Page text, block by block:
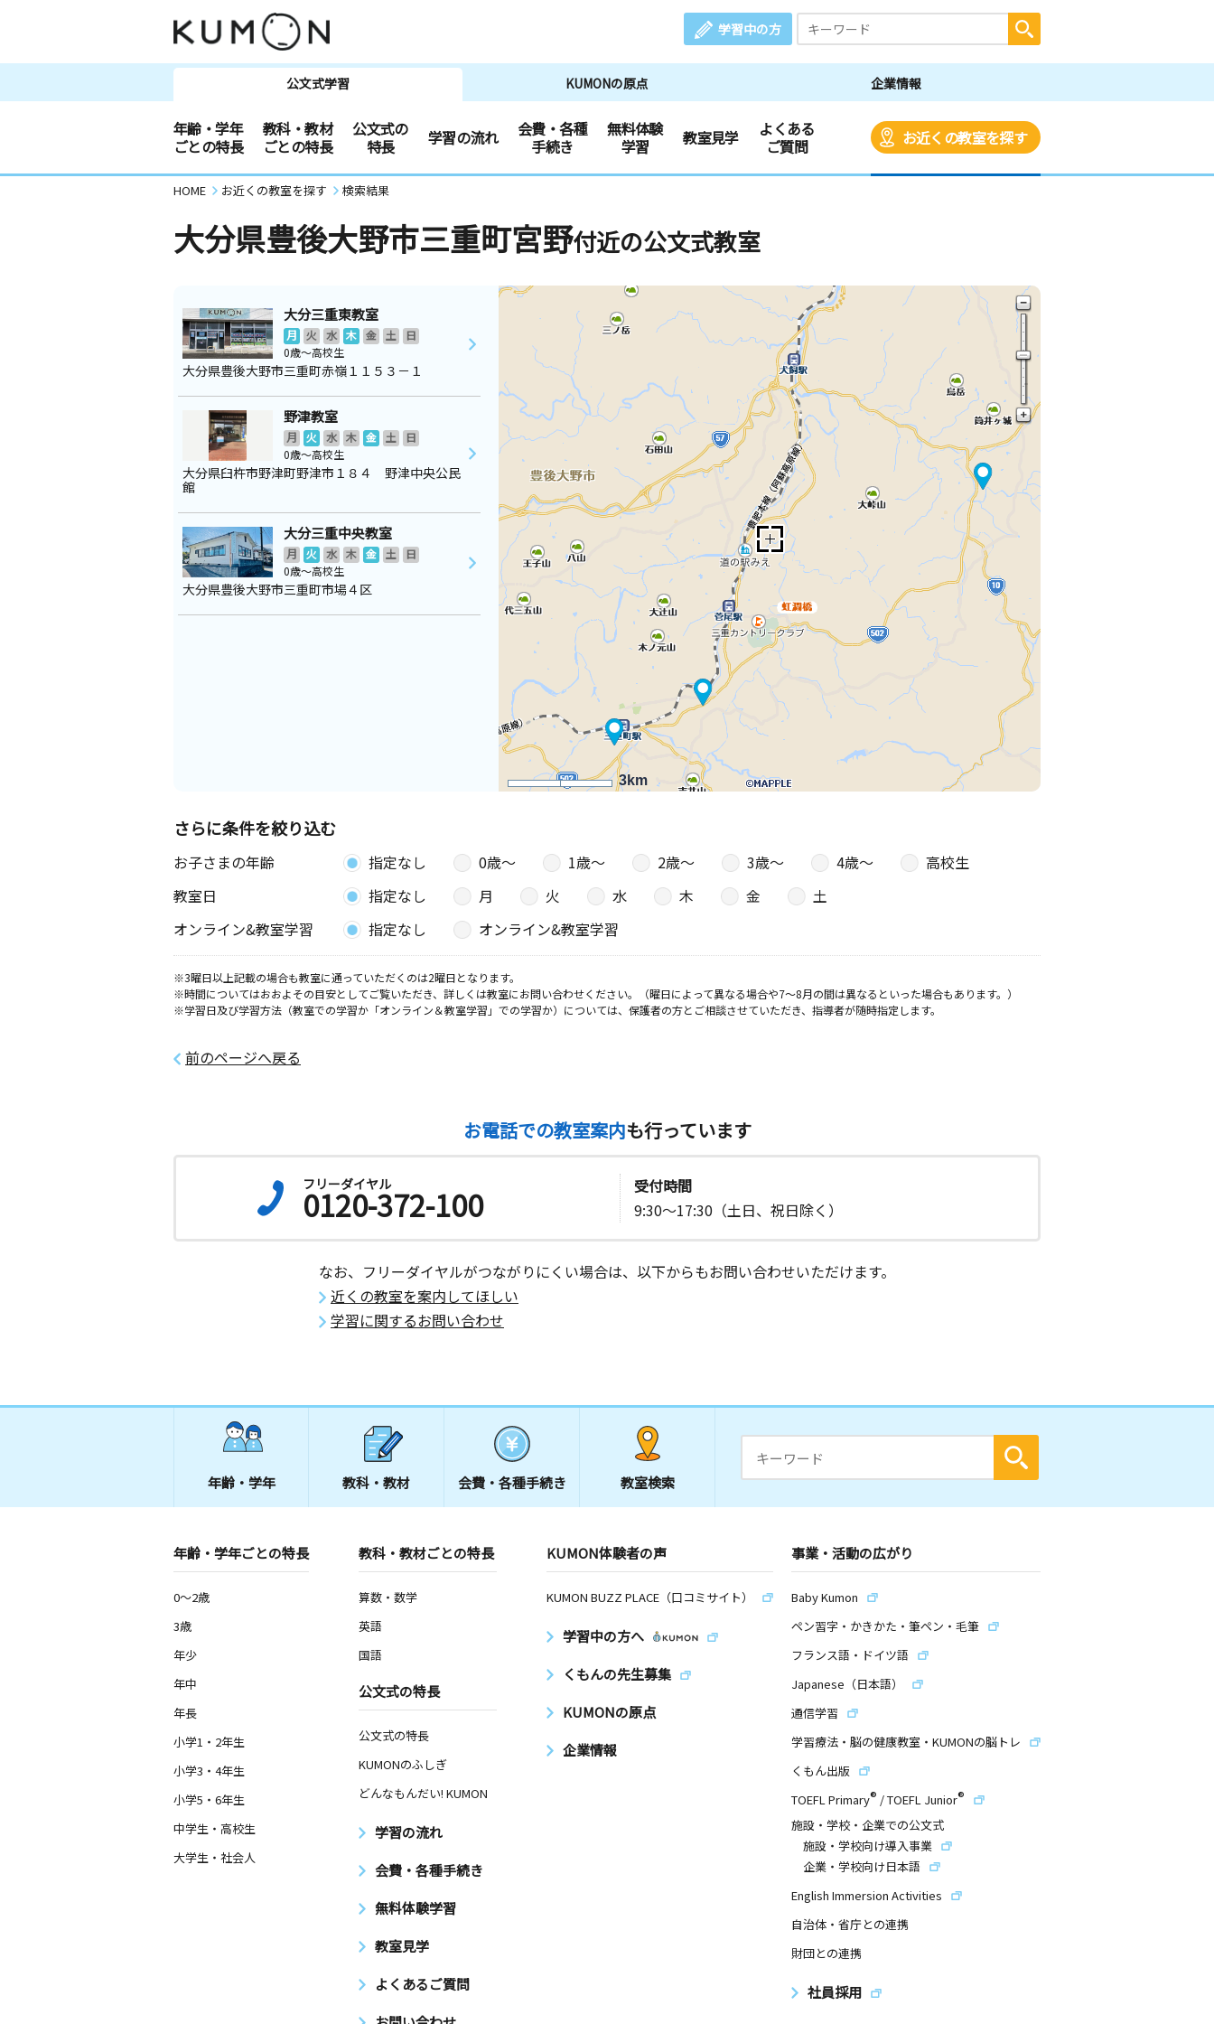
学習中の方
公文式学習 KUMONの原点 企業情報
年齢・学年
ごとの特長
教科・教材
ごとの特長
公文式の
特長
学習の流れ
会費・各種
手続き
無料体験
学習
教室見学
よくある
ご質問
お近くの教室を探す
HOME お近くの教室を探す 検索結果
大分県豊後大野市三重町宮野付近の公文式教室
3km
大分三重東教室
月 火 水 木 金 土
日
0歳～高校生
大分県豊後大野市三重町赤嶺１１５３－１
野津教室
月 火 水 木 金 土
日
0歳～高校生
大分県臼杵市野津町野津市１８４ 野津中央公民
館
大分三重中央教室
月 火 水 木 金 土
日
0歳～高校生
大分県豊後大野市三重町市場４区
さらに条件を絞り込む
お子さまの年齢 指定なし 0歳〜 1歳〜 2歳〜 3歳〜 4歳〜
高校生
教室日
指定なし 月 火 水 木 金
土
オンライン&教室学習
指定なし オンライン&教室学習
※3曜日以上記載の場合も教室に通っていただくのは2曜日となります。
※時間についてはおおよその目安としてご覧いただき、詳しくは教室にお問い合わせください。（曜日によって異なる場合や7～8月の間は異なるといった場合もあります。）
※学習日及び学習方法（教室での学習か「オンライン＆教室学習」での学習か）については、保護者の方とご相談させていただき、指導者が随時指定します。
前のページへ戻る
お電話での教室案内も行っています
フリーダイヤル
0120-372-100
受付時間
9:30～17:30（土日、祝日除く）
なお、フリーダイヤルがつながりにくい場合は、以下からもお問い合わせいただけます。
近くの教室を案内してほしい
学習に関するお問い合わせ
年齢・学年 教科・教材 会費・ 各種手続き 教室検索
年齢・学年ごとの特長
0～2歳
3歳
年少
年中
年長
小学1・2年生
小学3・4年生
小学5・6年生
中学生・高校生
大学生・社会人
教科・教材ごとの特長
算数・数学
英語
国語
公文式の特長
公文式の特長
KUMONのふしぎ
どんなもんだい! KUMON
学習の流れ
会費・各種手続き
無料体験学習
教室見学
よくあるご質問
KUMON体験者の声
KUMON BUZZ PLACE（口コミサイト）
学習中の方へ
くもんの先生募集
KUMONの原点
企業情報
事業・活動の広がり
Baby Kumon
ペン習字・かきかた・筆ペン・毛筆
フランス語・ドイツ語
Japanese（日本語）
通信学習
学習療法・脳の健康教室・KUMONの脳トレ
くもん出版
TOEFL Primary® /TOEFL Junior®
施設・学校・企業での公文式
施設・学校向け導入事業
企業・学校向け日本語
English Immersion Activities
自治体・省庁との連携
財団との連携
社員採用